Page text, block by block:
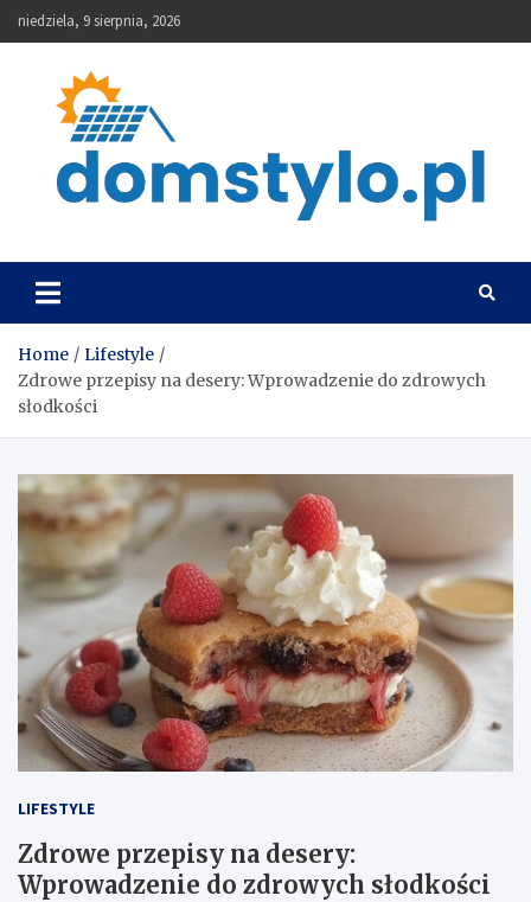
Skip
to
niedziela, 9 sierpnia, 2026
DomStylo
Home
Lifestyle
Zdrowe przepisy na desery: Wprowadzenie do zdrowych
słodkości
LIFESTYLE
Zdrowe przepisy na desery:
Wprowadzenie do zdrowych słodkości